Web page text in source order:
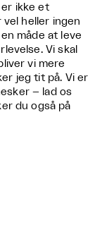
ikke et
heller ingen
måde at leve
Vi skal
vi mere
jeg tit på. Vi er
– lad os
du også på